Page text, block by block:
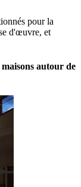
pour la
d'œuvre, et
autour de